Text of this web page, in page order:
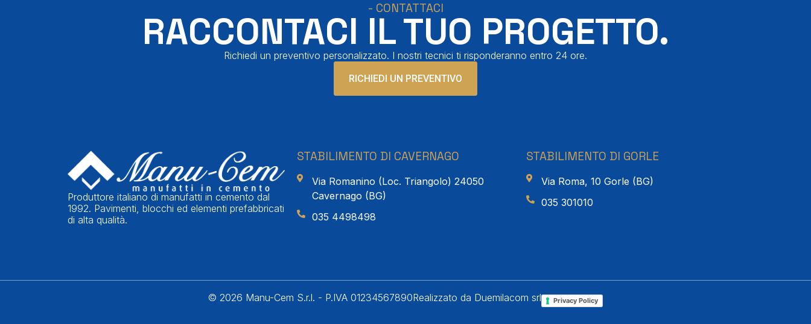
- CONTATTACI
RACCONTACI IL TUO PROGETTO.
Richiedi un preventivo personalizzato. I nostri tecnici ti risponderanno entro 24 ore.
RICHIEDI UN PREVENTIVO
Produttore italiano di manufatti in cemento dal
1992. Pavimenti, blocchi ed elementi prefabbricati
di alta qualità.
STABILIMENTO DI CAVERNAGO
Via Romanino (Loc. Triangolo) 24050
Cavernago (BG)
035 4498498
STABILIMENTO DI GORLE
Via Roma, 10 Gorle (BG)
035 301010
© 2026 Manu-Cem S.r.l. - P.IVA 01234567890Realizzato da Duemilacom srl Privacy Policy